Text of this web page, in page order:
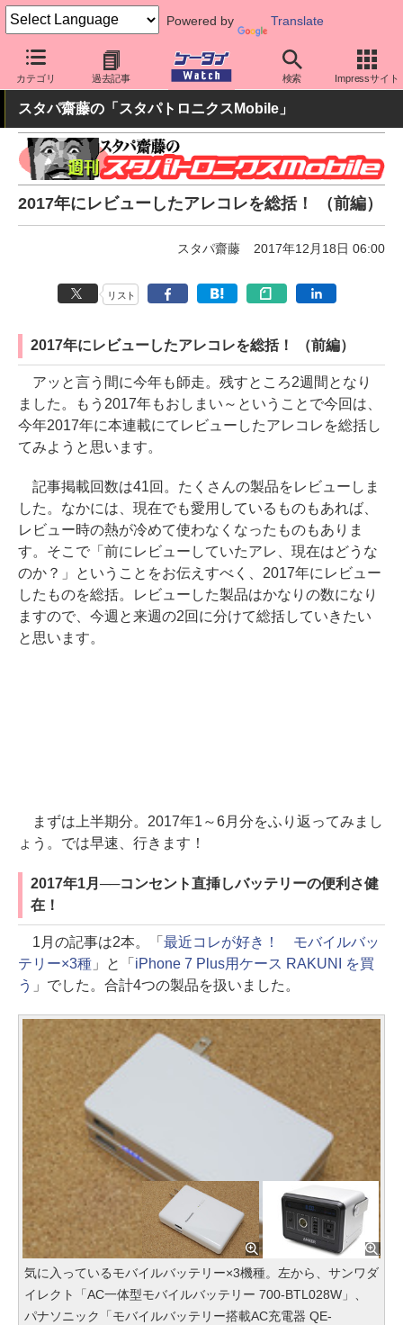
Powered by Translate
カテゴリ 過去記事 検索 Impressサイト
ケータイ Watch 周辺機器/アクセサリー モバイルバッテリー
スタパ齋藤の「スタパトロニクスMobile」
2017年にレビューしたアレコレを総括！ （前編）
スタパ齋藤 2017年12月18日 06:00
リスト
2017年にレビューしたアレコレを総括！ （前編）
アッと言う間に今年も師走。残すところ2週間となり
ました。もう2017年もおしまい～ということで今回は、
今年2017年に本連載にてレビューしたアレコレを総括し
てみようと思います。
記事掲載回数は41回。たくさんの製品をレビューしま
した。なかには、現在でも愛用しているものもあれば、
レビュー時の熱が冷めて使わなくなったものもありま
す。そこで「前にレビューしていたアレ、現在はどうな
のか？」ということをお伝えすべく、2017年にレビュー
したものを総括。レビューした製品はかなりの数になり
ますので、今週と来週の2回に分けて総括していきたい
と思います。
まずは上半期分。2017年1～6月分をふり返ってみまし
ょう。では早速、行きます！
2017年1月──コンセント直挿しバッテリーの便利さ健
在！
1月の記事は2本。「 最近コレが好き！ モバイルバッ
テリー×3種」と「 iPhone 7 Plus用ケース RAKUNI を買
う 」でした。合計4つの製品を扱いました。
気に入っているモバイルバッテリー×3機種。左から、サンワダ
イレクト「AC一体型モバイルバッテリー 700-BTL028W」、
パナソニック「モバイルバッテリー搭載AC充電器 QE-